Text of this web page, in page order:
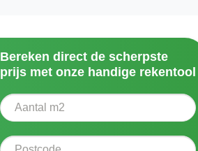
Bereken direct de scherpste
prijs met onze handige rekentool
Aantal vierkante meter
Postcode